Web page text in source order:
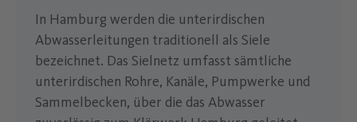
In Hamburg werden die unterirdischen
Abwasserleitungen traditionell als Siele
bezeichnet. Das Sielnetz umfasst sämtliche
unterirdischen Rohre, Kanäle, Pumpwerke und
Sammelbecken, über die das Abwasser